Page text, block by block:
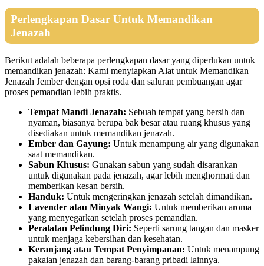
Perlengkapan Dasar Untuk Memandikan
Jenazah
Berikut adalah beberapa perlengkapan dasar yang diperlukan untuk
memandikan jenazah: Kami menyiapkan Alat untuk Memandikan
Jenazah Jember dengan opsi roda dan saluran pembuangan agar
proses pemandian lebih praktis.
Tempat Mandi Jenazah: Sebuah tempat yang bersih dan
nyaman, biasanya berupa bak besar atau ruang khusus yang
disediakan untuk memandikan jenazah.
Ember dan Gayung: Untuk menampung air yang digunakan
saat memandikan.
Sabun Khusus: Gunakan sabun yang sudah disarankan
untuk digunakan pada jenazah, agar lebih menghormati dan
memberikan kesan bersih.
Handuk: Untuk mengeringkan jenazah setelah dimandikan.
Lavender atau Minyak Wangi: Untuk memberikan aroma
yang menyegarkan setelah proses pemandian.
Peralatan Pelindung Diri: Seperti sarung tangan dan masker
untuk menjaga kebersihan dan kesehatan.
Keranjang atau Tempat Penyimpanan: Untuk menampung
pakaian jenazah dan barang-barang pribadi lainnya.